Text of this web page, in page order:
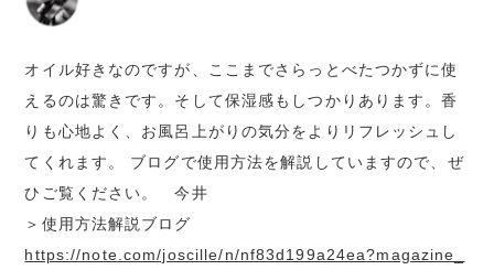
オイル好きなのですが、ここまでさらっとべたつかずに使
えるのは驚きです。そして保湿感もしつかりあります。香
りも心地よく、お風呂上がりの気分をよりリフレッシュし
てくれます。 ブログで使用方法を解説していますので、ぜ
ひご覧ください。 今井
＞使用方法解説ブログ
https://note.com/joscille/n/nf83d199a24ea?magazine_